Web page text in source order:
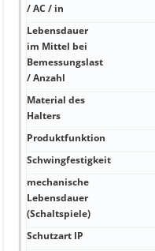
/ AC / in
Lebensdauer
im Mittel bei
Bemessungslast
/ Anzahl
Material des
Halters
Produktfunktion
Schwingfestigkeit
mechanische
Lebensdauer
(Schaltspiele)
Schutzart IP